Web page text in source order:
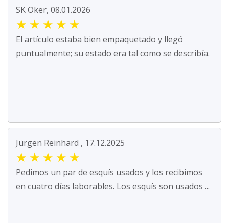
SK Oker, 08.01.2026
★ ★ ★ ★ ★
El artículo estaba bien empaquetado y llegó
puntualmente; su estado era tal como se describía.
Jürgen Reinhard , 17.12.2025
★ ★ ★ ★ ★
Pedimos un par de esquís usados y los recibimos
en cuatro días laborables. Los esquís son usados ...